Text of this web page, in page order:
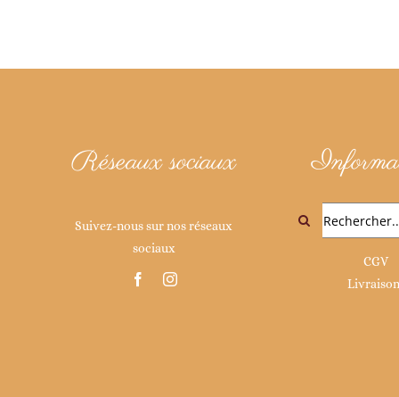
Réseaux sociaux
Suivez-nous sur nos réseaux
sociaux
Rechercher:
CGV